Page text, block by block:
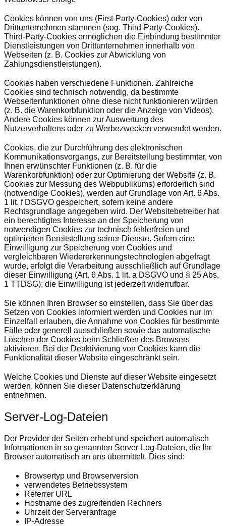
Cookies können von uns (First-Party-Cookies) oder von
Drittunternehmen stammen (sog. Third-Party-Cookies).
Third-Party-Cookies ermöglichen die Einbindung bestimmter
Dienstleistungen von Drittunternehmen innerhalb von
Webseiten (z. B. Cookies zur Abwicklung von
Zahlungsdienstleistungen).
Cookies haben verschiedene Funktionen. Zahlreiche
Cookies sind technisch notwendig, da bestimmte
Webseitenfunktionen ohne diese nicht funktionieren würden
(z. B. die Warenkorbfunktion oder die Anzeige von Videos).
Andere Cookies können zur Auswertung des
Nutzerverhaltens oder zu Werbezwecken verwendet werden.
Cookies, die zur Durchführung des elektronischen
Kommunikationsvorgangs, zur Bereitstellung bestimmter, von
Ihnen erwünschter Funktionen (z. B. für die
Warenkorbfunktion) oder zur Optimierung der Website (z. B.
Cookies zur Messung des Webpublikums) erforderlich sind
(notwendige Cookies), werden auf Grundlage von Art. 6 Abs.
1 lit. f DSGVO gespeichert, sofern keine andere
Rechtsgrundlage angegeben wird. Der Websitebetreiber hat
ein berechtigtes Interesse an der Speicherung von
notwendigen Cookies zur technisch fehlerfreien und
optimierten Bereitstellung seiner Dienste. Sofern eine
Einwilligung zur Speicherung von Cookies und
vergleichbaren Wiedererkennungstechnologien abgefragt
wurde, erfolgt die Verarbeitung ausschließlich auf Grundlage
dieser Einwilligung (Art. 6 Abs. 1 lit. a DSGVO und § 25 Abs.
1 TTDSG); die Einwilligung ist jederzeit widerrufbar.
Sie können Ihren Browser so einstellen, dass Sie über das
Setzen von Cookies informiert werden und Cookies nur im
Einzelfall erlauben, die Annahme von Cookies für bestimmte
Fälle oder generell ausschließen sowie das automatische
Löschen der Cookies beim Schließen des Browsers
aktivieren. Bei der Deaktivierung von Cookies kann die
Funktionalität dieser Website eingeschränkt sein.
Welche Cookies und Dienste auf dieser Website eingesetzt
werden, können Sie dieser Datenschutzerklärung
entnehmen.
Server-Log-Dateien
Der Provider der Seiten erhebt und speichert automatisch
Informationen in so genannten Server-Log-Dateien, die Ihr
Browser automatisch an uns übermittelt. Dies sind:
Browsertyp und Browserversion
verwendetes Betriebssystem
Referrer URL
Hostname des zugreifenden Rechners
Uhrzeit der Serveranfrage
IP-Adresse